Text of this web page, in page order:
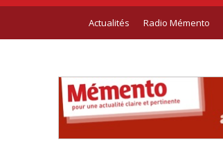
Actualités Radio Mémento